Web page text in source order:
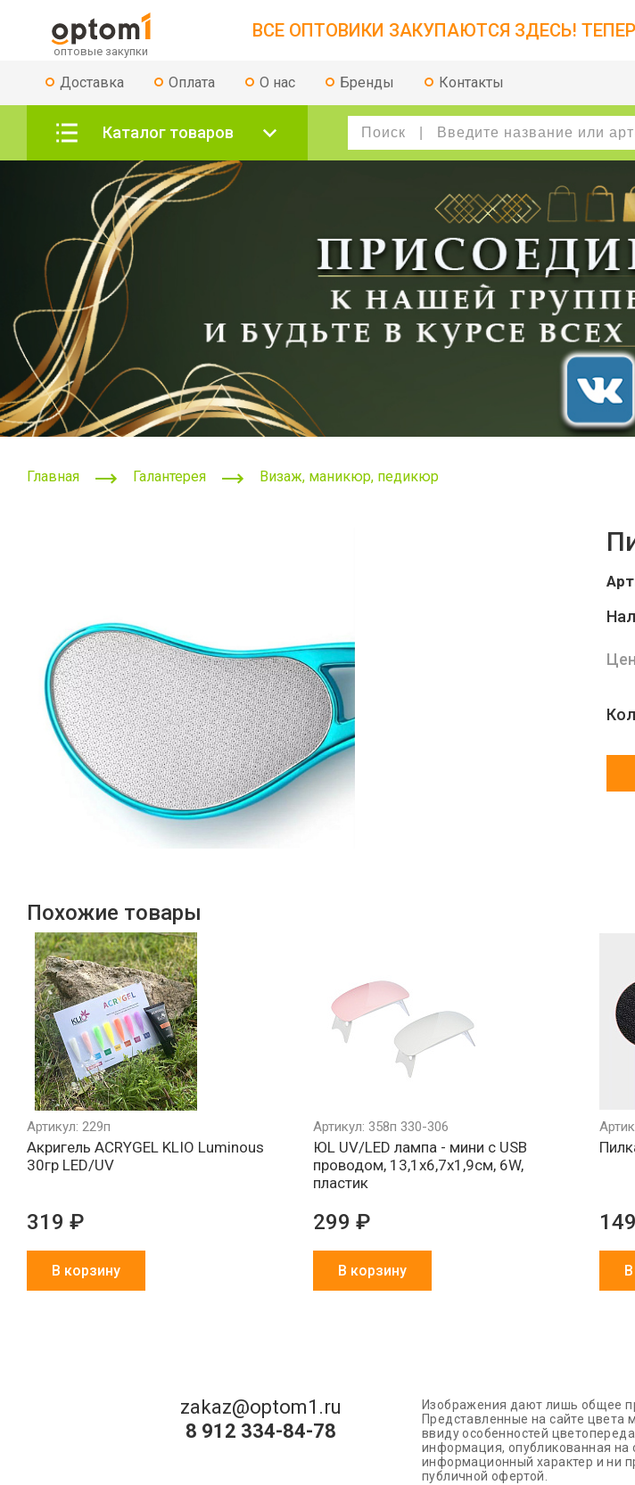
ВСЕ ОПТОВИКИ ЗАКУПАЮТСЯ ЗДЕСЬ!
Доставка Оплата О нас Бренды Контакты
Каталог товаров
Главная Галантерея Визаж, маникюр, педикюр
Похожие товары
Артикул: 229п
Акригель ACRYGEL KLIO Luminous
30гр LED/UV
319 ₽
В корзину
Артикул: 358п 330-306
ЮL UV/LED лампа - мини с USB
проводом, 13,1х6,7х1,9см, 6W,
пластик
299 ₽
В корзину
zakaz@optom1.ru
8 912 334-84-78
Изображения дают лишь общее
Представленные на сайте цвета
ввиду особенностей
информация, опубликованная на
информационный характер и ни
публичной офертой.